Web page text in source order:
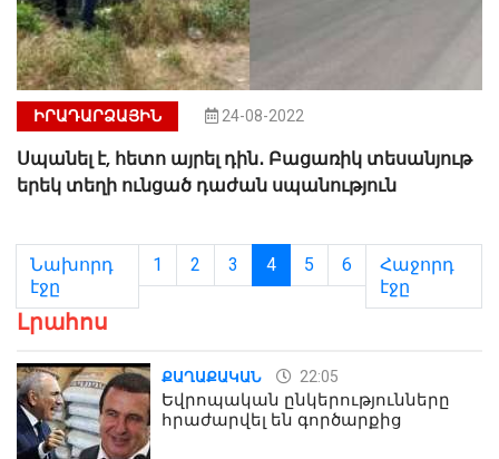
ԻՐԱԴԱՐՁԱՅԻՆ 24-08-2022
Սպանել է, հետո այրել դին․ Բացառիկ տեսանյութ
երեկ տեղի ունցած դաժան սպանություն
Նախորդ
էջը
1 2 3 4 5 6
Հաջորդ
էջը
Լրահոս
ՔԱՂԱՔԱԿԱՆ 22:05
Եվրոպական ընկերությունները
հրաժարվել են գործարքից